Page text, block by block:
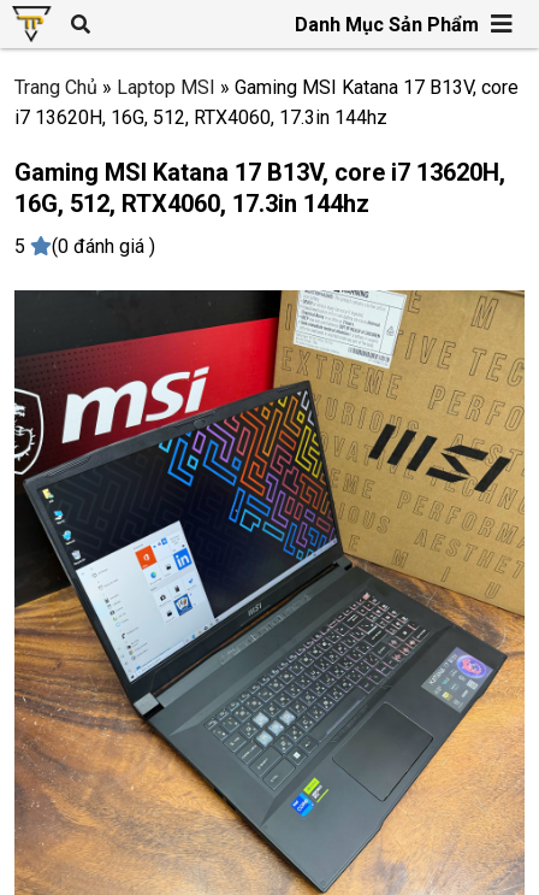
Danh Mục Sản Phẩm
Trang Chủ » Laptop MSI » Gaming MSI Katana 17 B13V, core
i7 13620H, 16G, 512, RTX4060, 17.3in 144hz
Gaming MSI Katana 17 B13V, core i7 13620H,
16G, 512, RTX4060, 17.3in 144hz
5 (0 đánh giá )